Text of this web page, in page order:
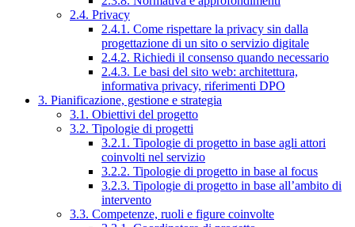
2.4. Privacy
2.4.1. Come rispettare la privacy sin dalla
progettazione di un sito o servizio digitale
2.4.2. Richiedi il consenso quando necessario
2.4.3. Le basi del sito web: architettura,
informativa privacy, riferimenti DPO
3. Pianificazione, gestione e strategia
3.1. Obiettivi del progetto
3.2. Tipologie di progetti
3.2.1. Tipologie di progetto in base agli attori
coinvolti nel servizio
3.2.2. Tipologie di progetto in base al focus
3.2.3. Tipologie di progetto in base all’ambito di
intervento
3.3. Competenze, ruoli e figure coinvolte